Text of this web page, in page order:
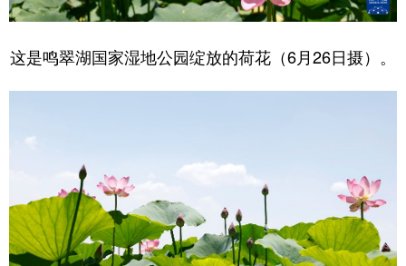
这是鸣翠湖国家湿地公园绽放的荷花（6月26日摄）。